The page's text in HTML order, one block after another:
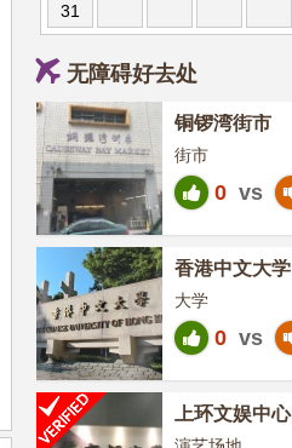
31
无障碍好去处
铜锣湾街市
街市
0 vs
香港中文大学
大学
0 vs
上环文娱中心